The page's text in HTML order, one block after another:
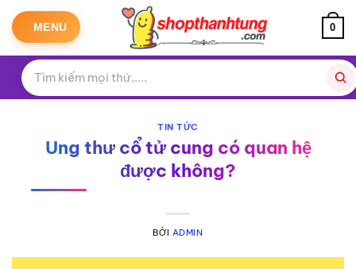
qua
dung
MENU 0
TIN TỨC
Ung thư cổ tử cung có quan hệ
được không?
BỞI ADMIN